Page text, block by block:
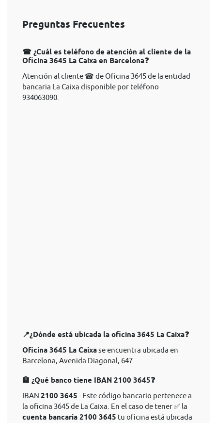
Preguntas Frecuentes
☎ ¿Cuál es teléfono de atención al cliente de la
Oficina 3645 La Caixa en Barcelona❓
Atención al cliente ☎ de Oficina 3645 de la entidad
bancaria La Caixa disponible por teléfono
934063090.
📍¿Dónde está ubicada la oficina 3645 La Caixa❓
Oficina 3645 La Caixase encuentra ubicada en
Barcelona, Avenida Diagonal, 647
🏦 ¿Qué banco tiene IBAN 2100 3645❓
IBAN 2100 3645 - Este código bancario pertenece a
la oficina 3645 de La Caixa. En el caso de tener ✅ la
cuenta bancaria 2100 3645 tu oficina está ubicada